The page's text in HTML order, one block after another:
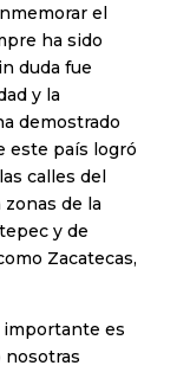
el
ha sido
duda fue
y la
demostrado
este país logró
calles del
de la
y de
Zacatecas,
importante es
nosotras